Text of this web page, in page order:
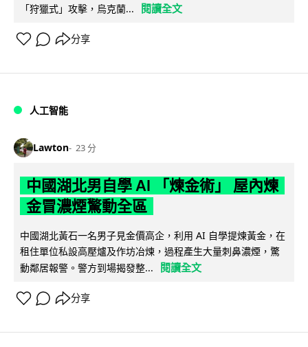
「狩獵式」攻擊，烏克蘭...
閱讀全文
分享
人工智能
Lawton 23 分
中國湖北男自學 AI 「煉金術」 屋內煉
金冒濃煙驚動全區
中國湖北黃石一名男子見金價高企，利用 AI 自學提煉黃金，在
租住單位私設高壓爐及作坊冶煉，過程產生大量刺鼻濃煙，驚
動鄰居報警。警方到場揭發整...
閱讀全文
分享